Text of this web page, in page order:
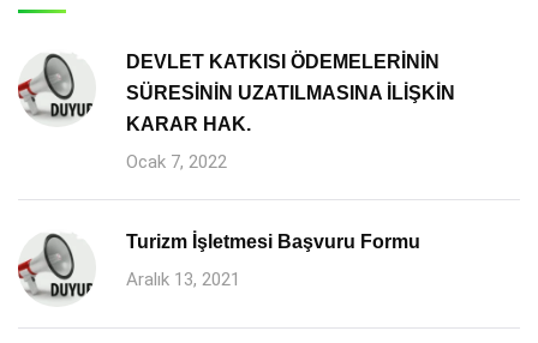
DEVLET KATKISI ÖDEMELERİNİN
SÜRESİNİN UZATILMASINA İLİŞKİN
KARAR HAK.
Ocak 7, 2022
Turizm İşletmesi Başvuru Formu
Aralık 13, 2021